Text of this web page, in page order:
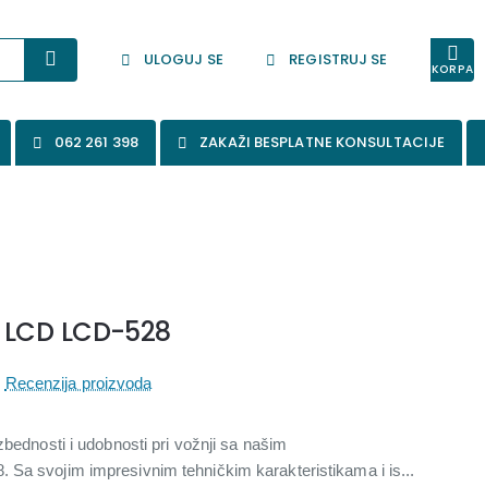
ULOGUJ SE REGISTRUJ SE KORPA
062 261 398 ZAKAŽI BESPLATNE KONSULTACIJE
LCD-528
i udobnosti pri vožnji sa našim
Sa svojim impresivnim tehničkim karakteristikama i is...
Recenzija proizvoda